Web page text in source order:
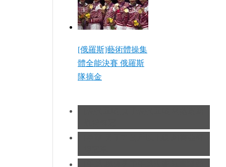
[俄羅斯]藝術體操集
體全能決賽 俄羅斯
隊摘金